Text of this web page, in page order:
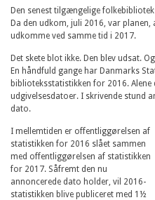
Den senest tilgængelige
Da den udkom, juli 2016, var
udkomme ved samme tid i 2017.
Det skete blot ikke. Den blev udsat.
En håndfuld gange har Danmarks
biblioteksstatistikken for 2016.
udgivelsesdatoer. I skrivende stund
dato.
I mellemtiden er offentliggørelsen af
statistikken for 2016 slået sammen
med offentliggørelsen af statistikken
for 2017. Såfremt den nu
annoncerede dato holder, vil 2016-
statistikken blive publiceret med 1½